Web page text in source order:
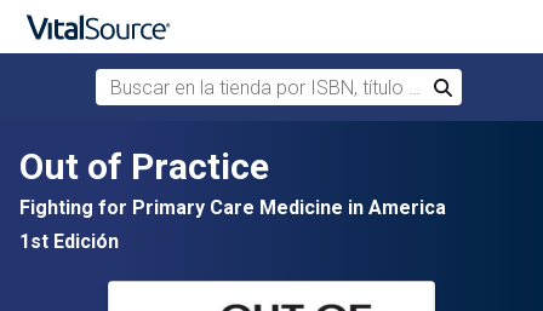
Saltar al contenido principal
Buscar en la tienda por ISBN, título o autor
Buscar
Out of Practice
Fighting for Primary Care Medicine in America
1st Edición